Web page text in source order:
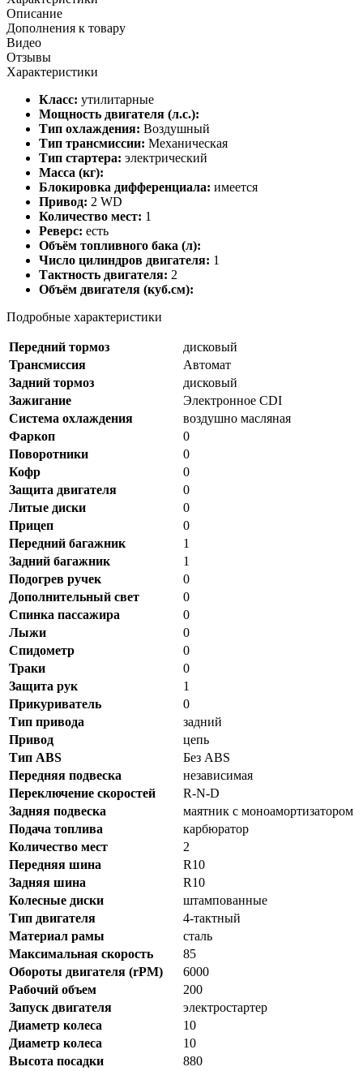
Описание
Дополнения к товару
Видео
Отзывы
Характеристики
Класс: утилитарные
Мощность двигателя (л.с.):
Тип охлаждения: Воздушный
Тип трансмиссии: Механическая
Тип стартера: электрический
Масса (кг):
Блокировка дифференциала: имеется
Привод: 2 WD
Количество мест: 1
Реверс: есть
Объём топливного бака (л):
Число цилиндров двигателя: 1
Тактность двигателя: 2
Объём двигателя (куб.см):
Подробные характеристики
Передний тормоз
дисковый
Трансмиссия
Автомат
Задний тормоз
дисковый
Зажигание
Электронное CDI
Система охлаждения
воздушно масляная
Фаркоп
0
Поворотники
0
Кофр
0
Защита двигателя
0
Литые диски
0
Прицеп
0
Передний багажник
1
Задний багажник
1
Подогрев ручек
0
Дополнительный свет
0
Спинка пассажира
0
Лыжи
0
Спидометр
0
Траки
0
Защита рук
1
Прикуриватель
0
Тип привода
задний
Привод
цепь
Тип ABS
Без ABS
Передняя подвеска
независимая
Переключение скоростей
R-N-D
Задняя подвеска
маятник с моноамортизатором
Подача топлива
карбюратор
Количество мест
2
Передняя шина
R10
Задняя шина
R10
Колесные диски
штампованные
Тип двигателя
4-тактный
Материал рамы
сталь
Максимальная скорость
85
Обороты двигателя (rPM)
6000
Рабочий объем
200
Запуск двигателя
электростартер
Диаметр колеса
10
Диаметр колеса
10
Высота посадки
880